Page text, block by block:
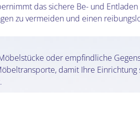
das sichere Be- und
zu vermeiden und einen
oder empfindliche
damit Ihre